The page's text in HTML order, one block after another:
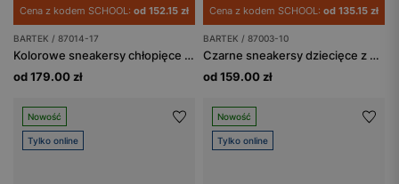
Cena z kodem SCHOOL: od 152.15 zł
BARTEK / 87014-17
Kolorowe sneakersy chłopięce BARTEK 87014-17
od 179.00 zł
Cena z kodem SCHOOL: od 135.15 zł
BARTEK / 87003-10
Czarne sneakersy dziecięce z białymi wstawkami BARTEK 87003-10
od 159.00 zł
Nowość
Tylko online
Nowość
Tylko online